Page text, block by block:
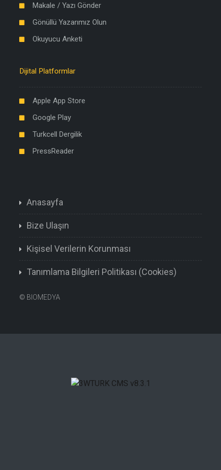
Makale / Yazı Gönder
Gönüllü Yazarımız Olun
Okuyucu Anketi
Dijital Platformlar
Apple App Store
Google Play
Turkcell Dergilik
PressReader
Anasayfa
Bize Ulaşın
Kişisel Verilerin Korunması
Tanımlama Bilgileri Politikası (Cookies)
© BIOMEDYA